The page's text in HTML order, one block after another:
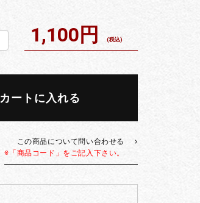
1,100円 (税込)
カートに入れる
この商品について問い合わせる
※「商品コード」をご記入下さい。